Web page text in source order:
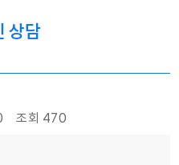
상담
조회 470